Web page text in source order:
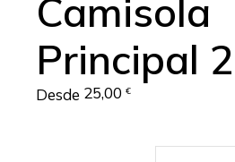
Camisola
Principal
Desde 25,00€